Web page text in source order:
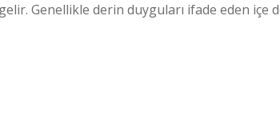
Genellikle derin duyguları ifade eden içe